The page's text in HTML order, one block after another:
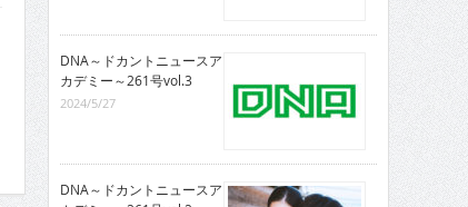
DNA～ドカントニュースア
カデミー～261号vol.3
2024/5/27
DNA～ドカントニュースア